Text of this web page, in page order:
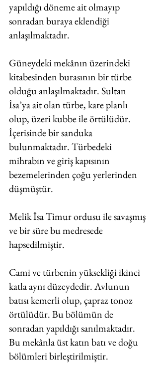
yapıldığı döneme ait olmayıp
sonradan buraya eklendiği
anlaşılmaktadır.
Güneydeki mekânın üzerindeki
kitabesinden burasının bir türbe
olduğu anlaşılmaktadır. Sultan
İsa’ya ait olan türbe, kare planlı
olup, üzeri kubbe ile örtülüdür.
İçerisinde bir sanduka
bulunmaktadır. Türbedeki
mihrabın ve giriş kapısının
bezemelerinden çoğu yerlerinden
düşmüştür.
Melik İsa Timur ordusu ile savaşmış
ve bir süre bu medresede
hapsedilmiştir.
Cami ve türbenin yüksekliği ikinci
katla aynı düzeydedir. Avlunun
batısı kemerli olup, çapraz tonoz
örtülüdür. Bu bölümün de
sonradan yapıldığı sanılmaktadır.
Bu mekânla üst katın batı ve doğu
bölümleri birleştirilmiştir.